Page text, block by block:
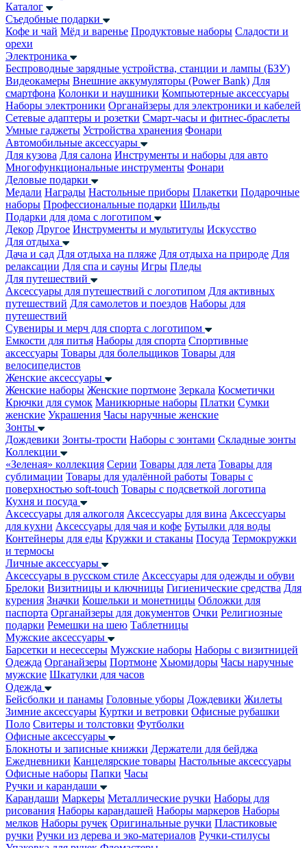
Каталог
Съедобные подарки
Кофе и чай Мёд и варенье Продуктовые наборы Сладости и
орехи
Электроника
Беспроводные зарядные устройства, станции и лампы (БЗУ)
Видеокамеры Внешние аккумуляторы (Power Bank) Для
смартфона Колонки и наушники Компьютерные аксессуары
Наборы электроники Органайзеры для электроники и кабелей
Сетевые адаптеры и розетки Смарт-часы и фитнес-браслеты
Умные гаджеты Устройства хранения Фонари
Автомобильные аксессуары
Для кузова Для салона Инструменты и наборы для авто
Многофункциональные инструменты Фонари
Деловые подарки
Медали Награды Настольные приборы Плакетки Подарочные
наборы Профессиональные подарки Шильды
Подарки для дома с логотипом
Декор Другое Инструменты и мультитулы Искусство
Для отдыха
Дача и сад Для отдыха на пляже Для отдыха на природе Для
релаксации Для спа и сауны Игры Пледы
Для путешествий
Аксессуары для путешествий с логотипом Для активных
путешествий Для самолетов и поездов Наборы для
путешествий
Сувениры и мерч для спорта с логотипом
Емкости для питья Наборы для спорта Спортивные
аксессуары Товары для болельщиков Товары для
велосипедистов
Женские аксессуары
Женские наборы Женские портмоне Зеркала Косметички
Крючки для сумок Маникюрные наборы Платки Сумки
женские Украшения Часы наручные женские
Зонты
Дождевики Зонты-трости Наборы с зонтами Складные зонты
Коллекции
«Зеленая» коллекция Серии Товары для лета Товары для
сублимации Товары для удалённой работы Товары с
поверхностью soft-touch Товары с подсветкой логотипа
Кухня и посуда
Аксессуары для алкоголя Аксессуары для вина Аксессуары
для кухни Аксессуары для чая и кофе Бутылки для воды
Контейнеры для еды Кружки и стаканы Посуда Термокружки
и термосы
Личные аксессуары
Аксессуары в русском стиле Аксессуары для одежды и обуви
Брелоки Визитницы и ключницы Гигиенические средства Для
курения Значки Кошельки и монетницы Обложки для
паспорта Органайзеры для документов Очки Религиозные
подарки Ремешки на шею Таблетницы
Мужские аксессуары
Барсетки и несессеры Мужские наборы Наборы с визитницей
Одежда Органайзеры Портмоне Хьюмидоры Часы наручные
мужские Шкатулки для часов
Одежда
Бейсболки и панамы Головные уборы Дождевики Жилеты
Зимние аксессуары Куртки и ветровки Офисные рубашки
Поло Свитеры и толстовки Футболки
Офисные аксессуары
Блокноты и записные книжки Держатели для бейджа
Ежедневники Канцелярские товары Настольные аксессуары
Офисные наборы Папки Часы
Ручки и карандаши
Карандаши Маркеры Металлические ручки Наборы для
рисования Наборы карандашей Наборы маркеров Наборы
мелков Наборы ручек Оригинальные ручки Пластиковые
ручки Ручки из дерева и эко-материалов Ручки-стилусы